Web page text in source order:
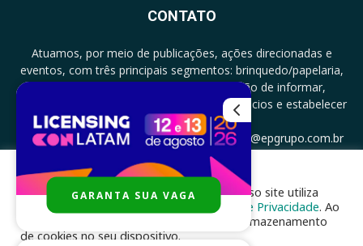
CONTATO
Atuamos, por meio de publicações, ações direcionadas e
eventos, com três principais segmentos: brinquedo/papelaria,
licenciamento e zero a três com a missão de informar,
documentar, proporcionar encontro de negócios e estabelecer
parcerias.
CONTATO: +5511994513097 - atendimento@epgrupo.com.br
SIGA-NOS
Para melhor experiência e navegação, nosso site utiliza
cookies, de acordo com a nossa
Política de Privacidade. Ao
clicar em “aceito”, você concorda com o armazenamento
de cookies no seu dispositivo.
GARANTA SUA VAGA